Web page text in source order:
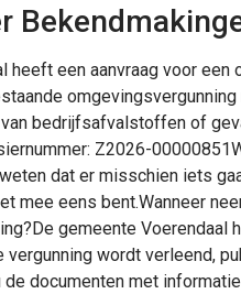
heeft een aanvraag voor
bedrijfsafvalstoffen of
Z2026-
dat er misschien iets
mee eens bent.Wanneer
gemeente
vergunning wordt verleend,
documenten met